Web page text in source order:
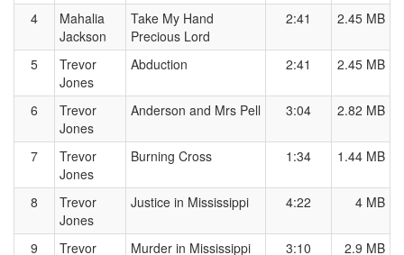
4
Mahalia
Jackson
Take My Hand
Precious Lord
2:41 2.45 MB
5
Trevor
Jones
Abduction 2:41 2.45 MB
6
Trevor
Jones
Anderson and Mrs Pell 3:04 2.82 MB
7
Trevor
Jones
Burning Cross 1:34 1.44 MB
8
Trevor
Jones
Justice in Mississippi 4:22 4 MB
9
Trevor
Murder in Mississippi
3:10 2.9 MB